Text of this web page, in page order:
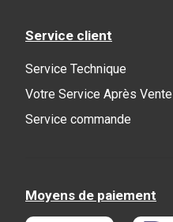
Service client
Service Technique
Votre Service Après Vente
Service commande
Moyens de paiement